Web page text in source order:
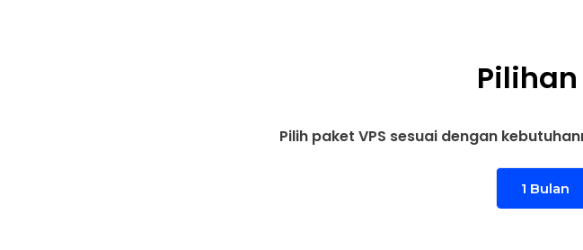
Pilihan
Pilih paket VPS sesuai dengan
1 Bulan